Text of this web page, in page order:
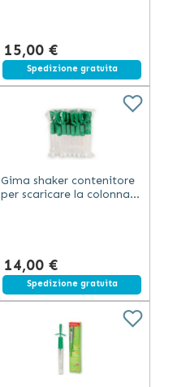
15,00 €
Spedizione gratuita
Gima shaker contenitore
per scaricare la colonna
14,00 €
Spedizione gratuita